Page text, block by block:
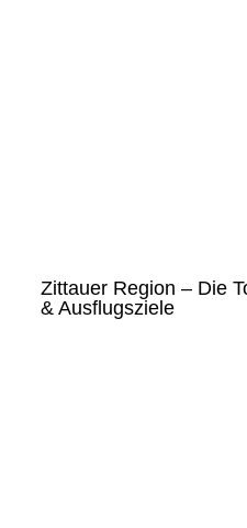
Zittauer Region – Die
& Ausflugsziele